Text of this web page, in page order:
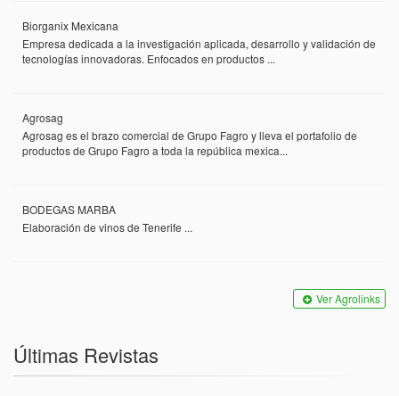
Biorganix Mexicana
Empresa dedicada a la investigación aplicada, desarrollo y validación de
tecnologías innovadoras. Enfocados en productos ...
Agrosag
Agrosag es el brazo comercial de Grupo Fagro y lleva el portafolio de
productos de Grupo Fagro a toda la república mexica...
BODEGAS MARBA
Elaboración de vinos de Tenerife ...
Ver Agrolinks
Últimas Revistas